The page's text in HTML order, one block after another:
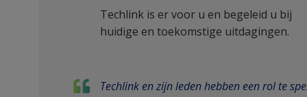
Techlink is er voor u en begeleid u bij
huidige en toekomstige uitdagingen.
Techlink en zijn leden hebben een rol te